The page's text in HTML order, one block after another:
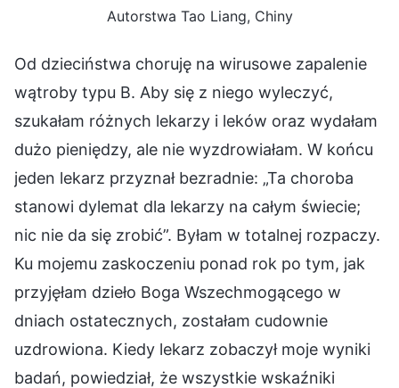
Autorstwa Tao Liang, Chiny
Od dzieciństwa choruję na wirusowe zapalenie
wątroby typu B. Aby się z niego wyleczyć,
szukałam różnych lekarzy i leków oraz wydałam
dużo pieniędzy, ale nie wyzdrowiałam. W końcu
jeden lekarz przyznał bezradnie: „Ta choroba
stanowi dylemat dla lekarzy na całym świecie;
nic nie da się zrobić”. Byłam w totalnej rozpaczy.
Ku mojemu zaskoczeniu ponad rok po tym, jak
przyjęłam dzieło Boga Wszechmogącego w
dniach ostatecznych, zostałam cudownie
uzdrowiona. Kiedy lekarz zobaczył moje wyniki
badań, powiedział, że wszystkie wskaźniki